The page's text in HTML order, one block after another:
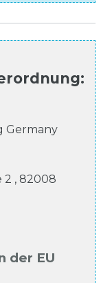
:
Germany
2 , 82008
der EU